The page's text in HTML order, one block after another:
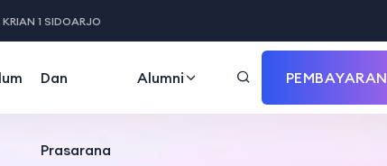
1 SIDOARJO
Dan
Prasarana
Alumni PEMBAYARAN